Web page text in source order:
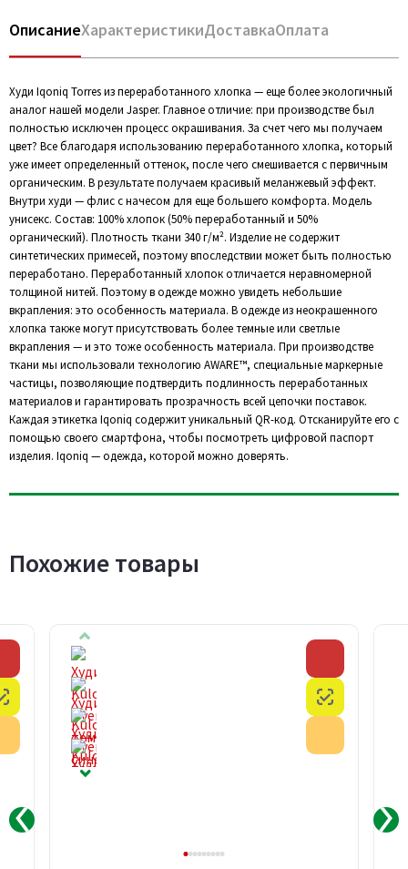
ОписаниеХарактеристикиДоставкаОплата
Худи Iqoniq Torres из переработанного хлопка — еще более экологичный
аналог нашей модели Jasper. Главное отличие: при производстве был
полностью исключен процесс окрашивания. За счет чего мы получаем
цвет? Все благодаря использованию переработанного хлопка, который
уже имеет определенный оттенок, после чего смешивается с первичным
органическим. В результате получаем красивый меланжевый эффект.
Внутри худи — флис с начесом для еще большего комфорта. Модель
унисекс. Состав: 100% хлопок (50% переработанный и 50%
органический). Плотность ткани 340 г/м². Изделие не содержит
синтетических примесей, поэтому впоследствии может быть полностью
переработано. Переработанный хлопок отличается неравномерной
толщиной нитей. Поэтому в одежде можно увидеть небольшие
вкрапления: это особенность материала. В одежде из неокрашенного
хлопка также могут присутствовать более темные или светлые
вкрапления — и это тоже особенность материала. При производстве
ткани мы использовали технологию AWARE™, специальные маркерные
частицы, позволяющие подтвердить подлинность переработанных
материалов и гарантировать прозрачность всей цепочки поставок.
Каждая этикетка Iqoniq содержит уникальный QR-код. Отсканируйте его с
помощью своего смартфона, чтобы посмотреть цифровой паспорт
изделия. Iqoniq — одежда, которой можно доверять.
Похожие товары
Честный знак